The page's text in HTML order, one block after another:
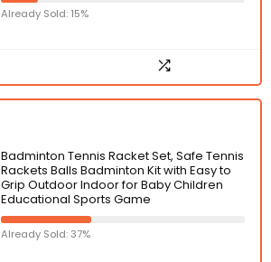
Already Sold: 15%
Badminton Tennis Racket Set, Safe Tennis
Rackets Balls Badminton Kit with Easy to
Grip Outdoor Indoor for Baby Children
Educational Sports Game
Already Sold: 37%